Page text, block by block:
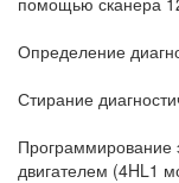
Определение
Стирание
Программирование
двигателем (4HL1